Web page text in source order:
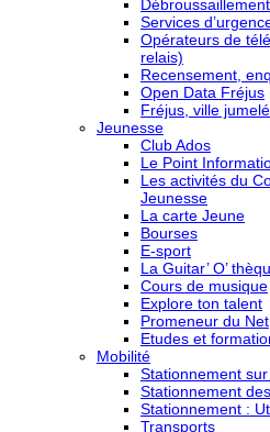
Débroussaillement
Services
Opérateurs de
relais)
Recensement,
Open Data Fréjus
Fréjus, ville
Jeunesse
Club Ados
Le Point
Les activités du
Jeunesse
La carte Jeune
Bourses
E-sport
La Guitar’ O’
Cours de musique
Explore ton talent
Promeneur du Net
Etudes et
Mobilité
Stationnement
Stationnement
Stationnement :
Transports